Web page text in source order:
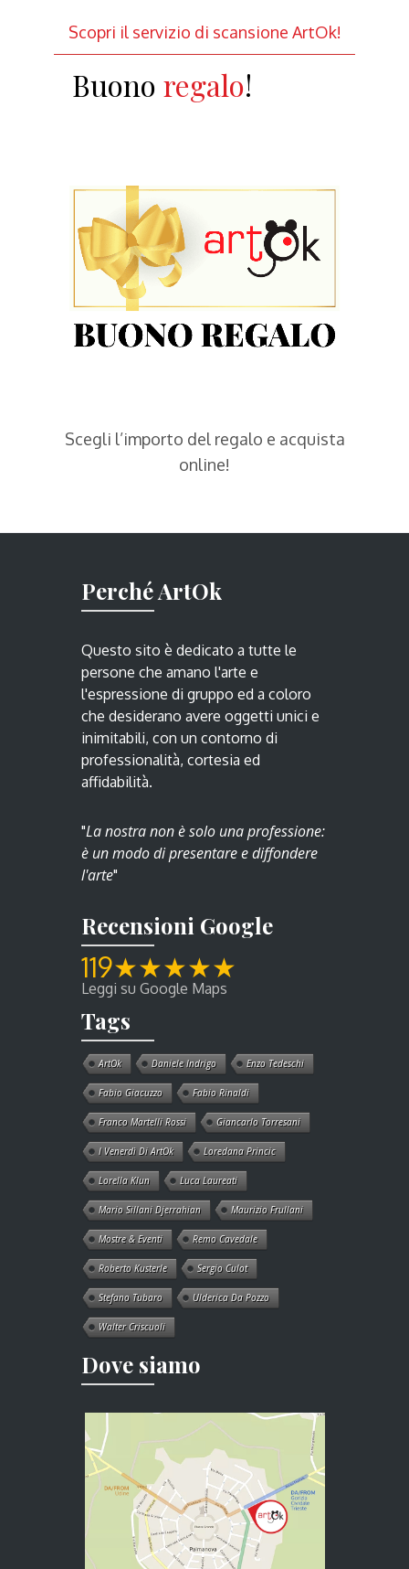
Scopri il servizio di scansione ArtOk!
Buono Fine Art
Scegli l’importo del regalo e acquista
online!
Perché ArtOk
Questo sito è dedicato a tutte le
persone che amano l'arte e
l'espressione di gruppo ed a coloro
che desiderano avere oggetti unici e
inimitabili, con un contorno di
professionalità, cortesia ed
affidabilità.
"La nostra non è solo una professione:
è un modo di presentare e diffondere
l'arte"
Recensioni Google
119★★★★★
Leggi su Google Maps
Tags
ArtOk Daniele Indrigo Enzo Tedeschi
Fabio Giacuzzo Fabio Rinaldi
Franco Martelli Rossi Giancarlo Torresani
I Venerdì Di ArtOk Loredana Princic
Lorella Klun Luca Laureati
Mario Sillani Djerrahian Maurizio Frullani
Mostre & Eventi Remo Cavedale
Roberto Kusterle Sergio Culot
Stefano Tubaro Ulderica Da Pozzo
Walter Criscuoli
Dove siamo